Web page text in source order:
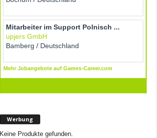
Werbung
Keine Produkte gefunden.